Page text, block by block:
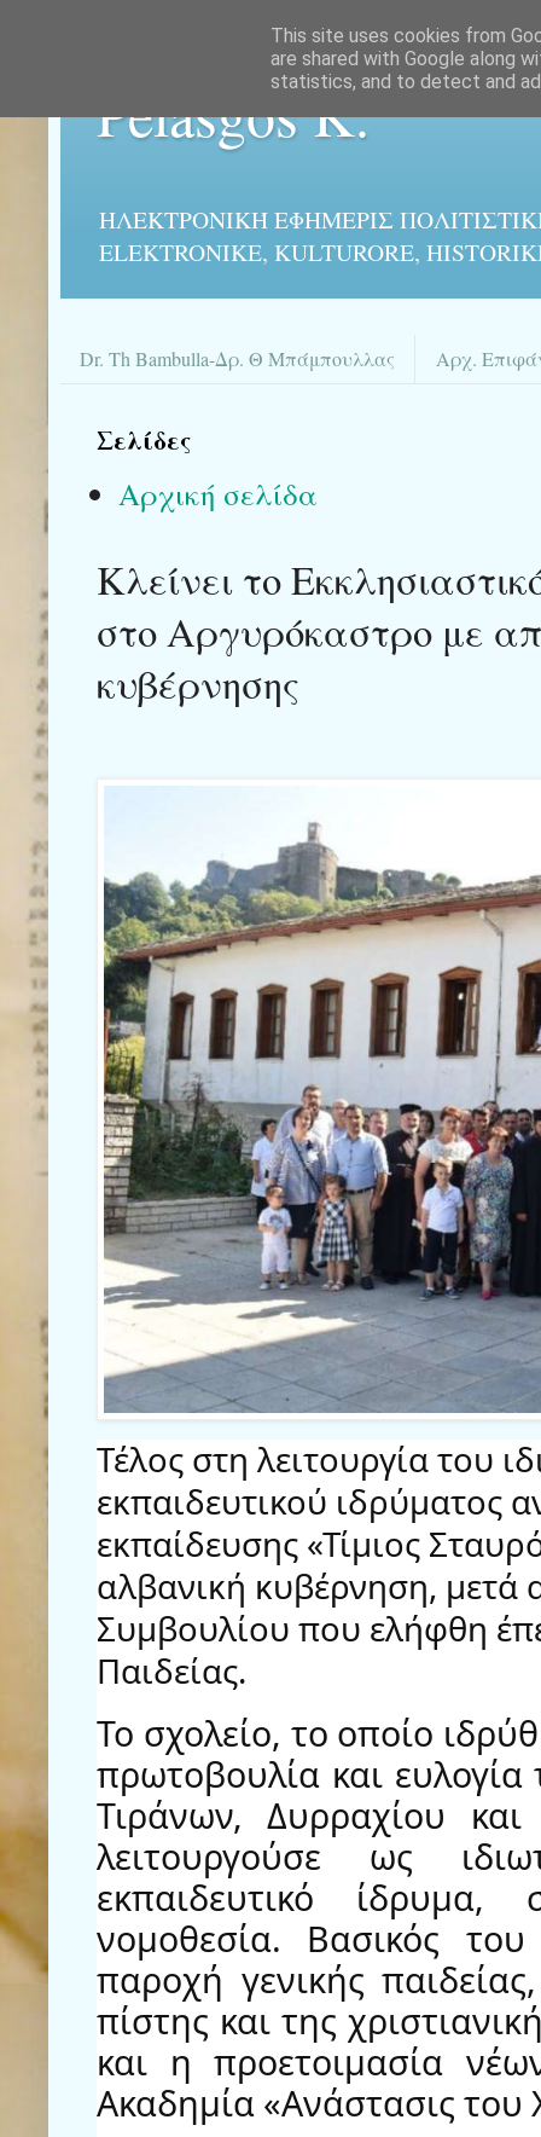
Pelasgos K.
ΗΛΕΚΤΡΟΝΙΚΉ ΕΦΗΜΕΡΙΣ
ELEKTRONIKE, KULTURORE,
Dr. Th Bambulla-Δρ. Θ Μπάμπουλλας Αρχ.
Σελίδες
Αρχική σελίδα
Κλείνει το
στο Αργυρόκαστρο με
κυβέρνησης
Τέλος στη λειτουργία του
εκπαιδευτικού ιδρύματος
εκπαίδευσης «Τίμιος
αλβανική κυβέρνηση,
Συμβουλίου που ελήφθη
Παιδείας.
Το σχολείο, το οποίο
πρωτοβουλία και
Τιράνων, Δυρραχίου
λειτουργούσε ως
εκπαιδευτικό
νομοθεσία. Βασικός
παροχή γενικής
πίστης και της
και η προετοιμασία
Ακαδημία «Ανάστασις του
This site uses cookies from
are shared with Google along
statistics, and to detect and